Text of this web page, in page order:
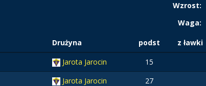
Wzrost:
Waga:
Drużyna podst z ławki
Jarota Jarocin 15
Jarota Jarocin 27